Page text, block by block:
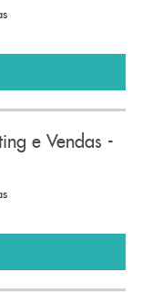
e Vendas -